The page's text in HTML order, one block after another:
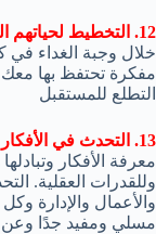
12. التخطيط لحياتهم المهنية:
خلال وجبة الغداء في
مفكرة تحتفظ بها معك
التطلع للمستقبل
13. التحدث في الأفكار (العصف الذهني):
معرفة الأفكار
وللقدرات العقلية.
والأعمال والإدارة
مسلي ومفيد جدًا وعن